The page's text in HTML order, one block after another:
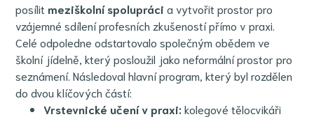
posílit meziškolní spolupráci a vytvořit prostor pro
vzájemné sdílení profesních zkušeností přímo v praxi.
Celé odpoledne odstartovalo společným obědem ve
školní jídelně, který posloužil jako neformální prostor pro
seznámení. Následoval hlavní program, který byl rozdělen
do dvou klíčových částí:
Vrstevnické učení v praxi: kolegové tělocvikáři